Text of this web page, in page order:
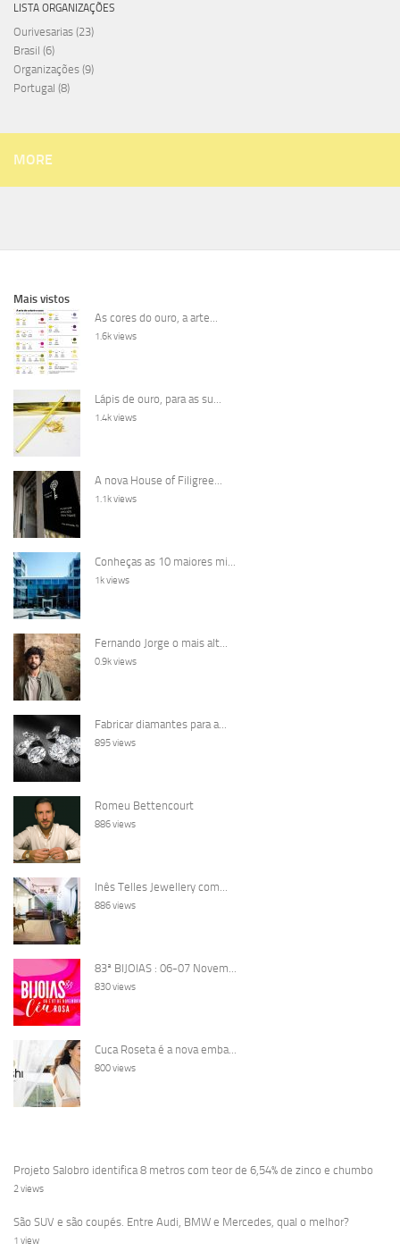
LISTA ORGANIZAÇÕES
Ourivesarias (23)
Brasil (6)
Organizações (9)
Portugal (8)
MORE
Mais vistos
As cores do ouro, a arte...
1.6k views
Lápis de ouro, para as su...
1.4k views
A nova House of Filigree...
1.1k views
Conheças as 10 maiores mi...
1k views
Fernando Jorge o mais alt...
0.9k views
Fabricar diamantes para a...
895 views
Romeu Bettencourt
886 views
Inês Telles Jewellery com...
886 views
83ª BIJOIAS : 06-07 Novem...
830 views
Cuca Roseta é a nova emba...
800 views
Projeto Salobro identifica 8 metros com teor de 6,54% de zinco e chumbo
2 views
São SUV e são coupés. Entre Audi, BMW e Mercedes, qual o melhor?
1 view